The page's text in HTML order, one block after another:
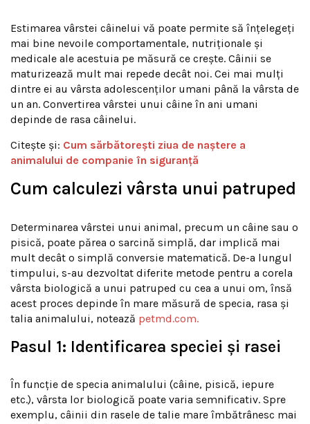
Estimarea vârstei câinelui vă poate permite să înțelegeți
mai bine nevoile comportamentale, nutriționale și
medicale ale acestuia pe măsură ce crește. Câinii se
maturizează mult mai repede decât noi. Cei mai mulți
dintre ei au vârsta adolescenților umani până la vârsta de
un an. Convertirea vârstei unui câine în ani umani
depinde de rasa câinelui.
Citește și: Cum sărbătorești ziua de naștere a
animalului de companie în siguranță
Cum calculezi vârsta unui patruped
Determinarea vârstei unui animal, precum un câine sau o
pisică, poate părea o sarcină simplă, dar implică mai
mult decât o simplă conversie matematică. De-a lungul
timpului, s-au dezvoltat diferite metode pentru a corela
vârsta biologică a unui patruped cu cea a unui om, însă
acest proces depinde în mare măsură de specia, rasa și
talia animalului, notează petmd.com.
Pasul 1: Identificarea speciei și rasei
În funcție de specia animalului (câine, pisică, iepure
etc.), vârsta lor biologică poate varia semnificativ. Spre
exemplu, câinii din rasele de talie mare îmbătrânesc mai